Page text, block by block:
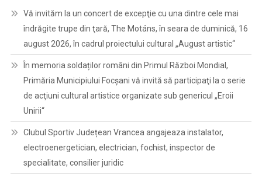
Vă invităm la un concert de excepţie cu una dintre cele mai
îndrăgite trupe din ţară, The Motáns, în seara de duminică, 16
august 2026, în cadrul proiectului cultural „August artistic“
În memoria soldaților români din Primul Război Mondial,
Primăria Municipiului Focșani vă invită să participaţi la o serie
de acţiuni cultural artistice organizate sub genericul „Eroii
Unirii“
Clubul Sportiv Județean Vrancea angajeaza instalator,
electroenergetician, electrician, fochist, inspector de
specialitate, consilier juridic